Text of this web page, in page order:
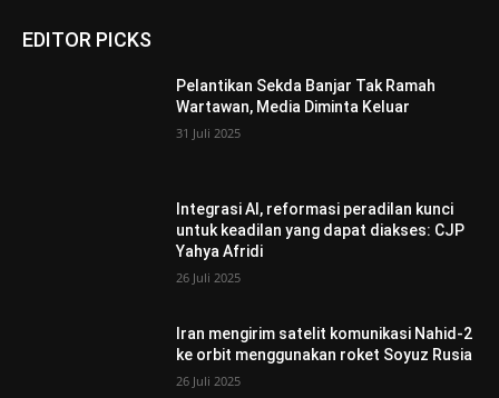
EDITOR PICKS
Pelantikan Sekda Banjar Tak Ramah
Wartawan, Media Diminta Keluar
31 Juli 2025
Integrasi AI, reformasi peradilan kunci
untuk keadilan yang dapat diakses: CJP
Yahya Afridi
26 Juli 2025
Iran mengirim satelit komunikasi Nahid-2
ke orbit menggunakan roket Soyuz Rusia
26 Juli 2025